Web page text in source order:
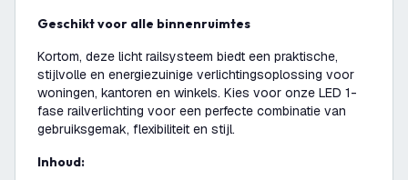
Geschikt voor alle binnenruimtes
Kortom, deze licht railsysteem biedt een praktische,
stijlvolle en energiezuinige verlichtingsoplossing voor
woningen, kantoren en winkels. Kies voor onze LED 1-
fase railverlichting voor een perfecte combinatie van
gebruiksgemak, flexibiliteit en stijl.
Inhoud: